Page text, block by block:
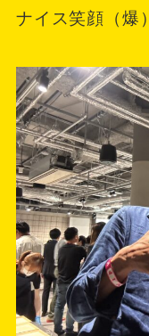
ナイス笑顔（爆）